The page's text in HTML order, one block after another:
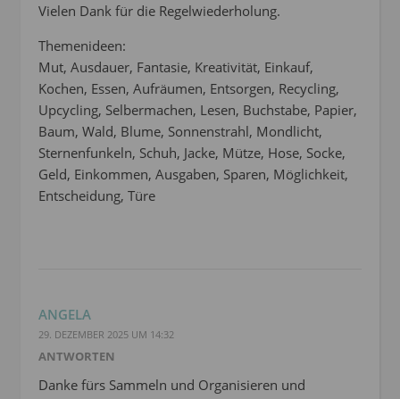
Vielen Dank für die Regelwiederholung.
Themenideen:
Mut, Ausdauer, Fantasie, Kreativität, Einkauf,
Kochen, Essen, Aufräumen, Entsorgen, Recycling,
Upcycling, Selbermachen, Lesen, Buchstabe, Papier,
Baum, Wald, Blume, Sonnenstrahl, Mondlicht,
Sternenfunkeln, Schuh, Jacke, Mütze, Hose, Socke,
Geld, Einkommen, Ausgaben, Sparen, Möglichkeit,
Entscheidung, Türe
ANGELA
29. DEZEMBER 2025 UM 14:32
ANTWORTEN
Danke fürs Sammeln und Organisieren und